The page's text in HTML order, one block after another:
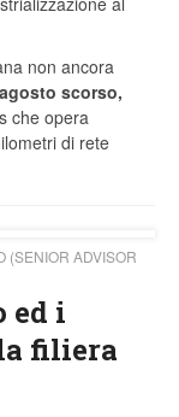
non ancora
scorso,
che opera
di rete
(SENIOR ADVISOR
ed i
filiera